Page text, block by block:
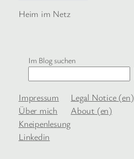
Heim im Netz
Im Blog suchen
Impressum
Über mich
Kneipenlesung
Linkedin
Legal Notice (en)
About (en)